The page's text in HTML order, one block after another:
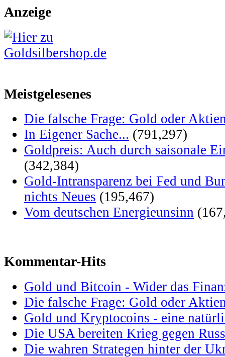
Anzeige
Meistgelesenes
Die falsche Frage: Gold oder
In Eigener Sache... (791,297)
Goldpreis: Auch durch saisonale
(342,384)
Gold-Intransparenz bei Fed und
nichts Neues (195,467)
Vom deutschen Energieunsinn
Kommentar-Hits
Gold und Bitcoin - Wider das
Die falsche Frage: Gold oder
Gold und Kryptocoins - eine
Die USA bereiten Krieg gegen
Die wahren Strategen hinter der